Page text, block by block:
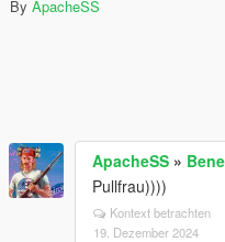
By ApacheSS
ApacheSS »
Pullfrau))))
Kontext betrachten
19. Dezember 2024